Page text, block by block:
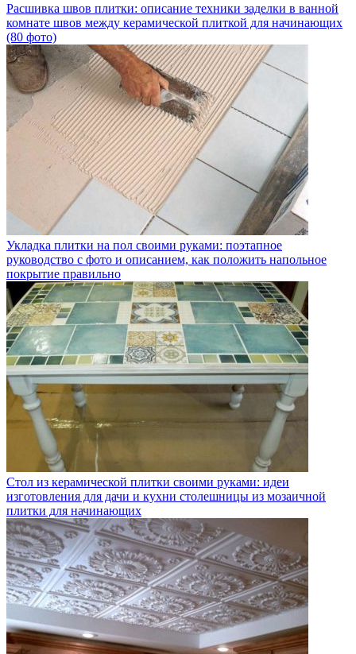
Расшивка швов плитки: описание техники заделки в ванной
комнате швов между керамической плиткой для начинающих
(80 фото)
Укладка плитки на пол своими руками: поэтапное
руководство с фото и описанием, как положить напольное
покрытие правильно
Стол из керамической плитки своими руками: идеи
изготовления для дачи и кухни столешницы из мозаичной
плитки для начинающих